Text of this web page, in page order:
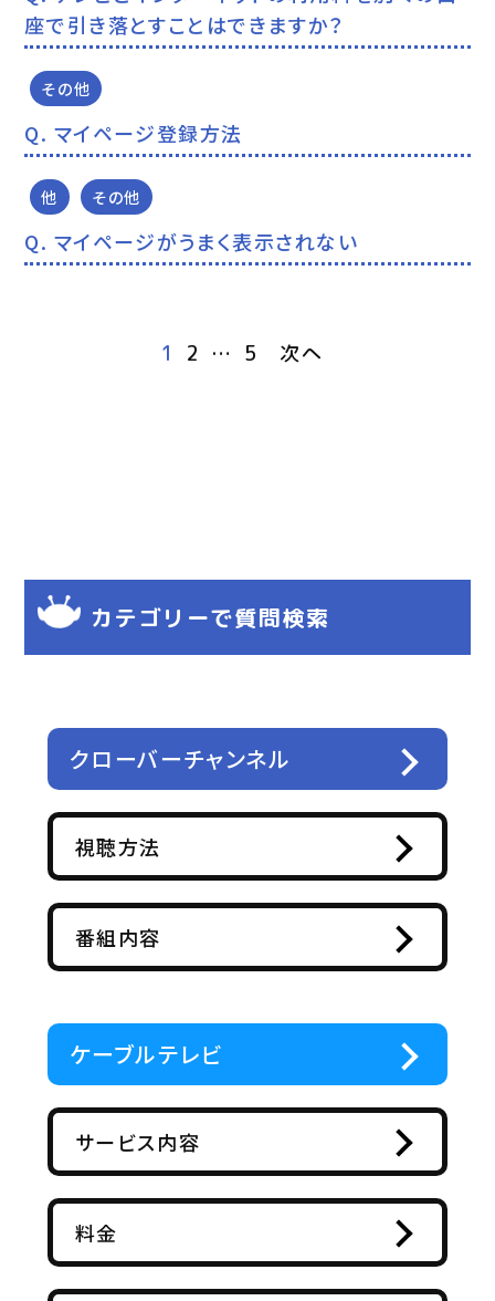
座で引き落とすことはできますか？
その他
マイページ登録方法
他 その他
マイページがうまく表示されない
投
ジ
送
1 2 … 5 次へ
カテゴリーで質問検索
クローバーチャンネル
視聴方法
番組内容
ケーブルテレビ
サービス内容
料金